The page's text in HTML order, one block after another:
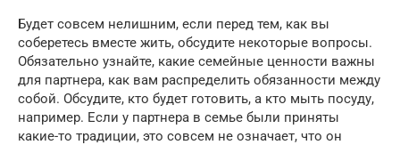
Будет совсем нелишним, если перед тем, как вы
соберетесь вместе жить, обсудите некоторые вопросы.
Обязательно узнайте, какие семейные ценности важны
для партнера, как вам распределить обязанности между
собой. Обсудите, кто будет готовить, а кто мыть посуду,
например. Если у партнера в семье были приняты
какие-то традиции, это совсем не означает, что он